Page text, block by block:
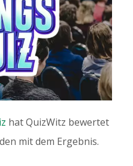
hat QuizWitz bewertet
mit dem Ergebnis.